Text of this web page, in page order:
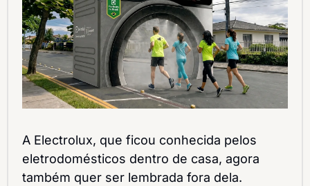
A Electrolux, que ficou conhecida pelos
eletrodomésticos dentro de casa, agora
também quer ser lembrada fora dela.